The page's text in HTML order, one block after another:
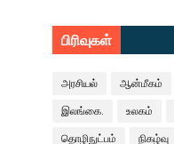
பிரிவுகள்
அரசியல் ஆன்மீகம்
இலங்கை. உலகம்
தொழிநுட்பம் நிகழ்வு